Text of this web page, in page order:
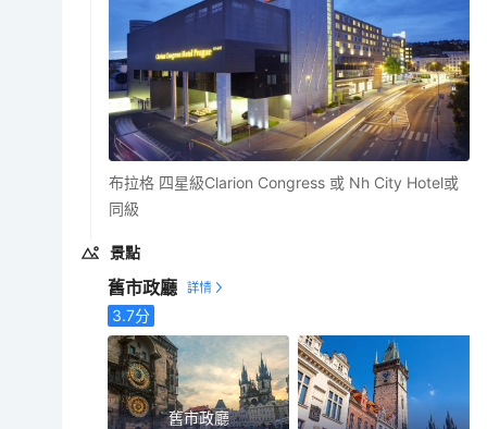
布拉格 四星級Clarion Congress 或 Nh City Hotel或
同級
景點
舊市政廳
3.7分
舊市政廳